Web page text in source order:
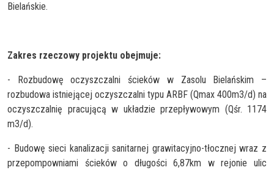
Bielańskie.
Zakres rzeczowy projektu obejmuje:
- Rozbudowę oczyszczalni ścieków w Zasolu Bielańskim –
rozbudowa istniejącej oczyszczalni typu ARBF (Qmax 400m3/d) na
oczyszczalnię pracującą w układzie przepływowym (Qśr. 1174
m3/d).
- Budowę sieci kanalizacji sanitarnej grawitacyjno-tłocznej wraz z
przepompowniami ścieków o długości 6,87km w rejonie ulic